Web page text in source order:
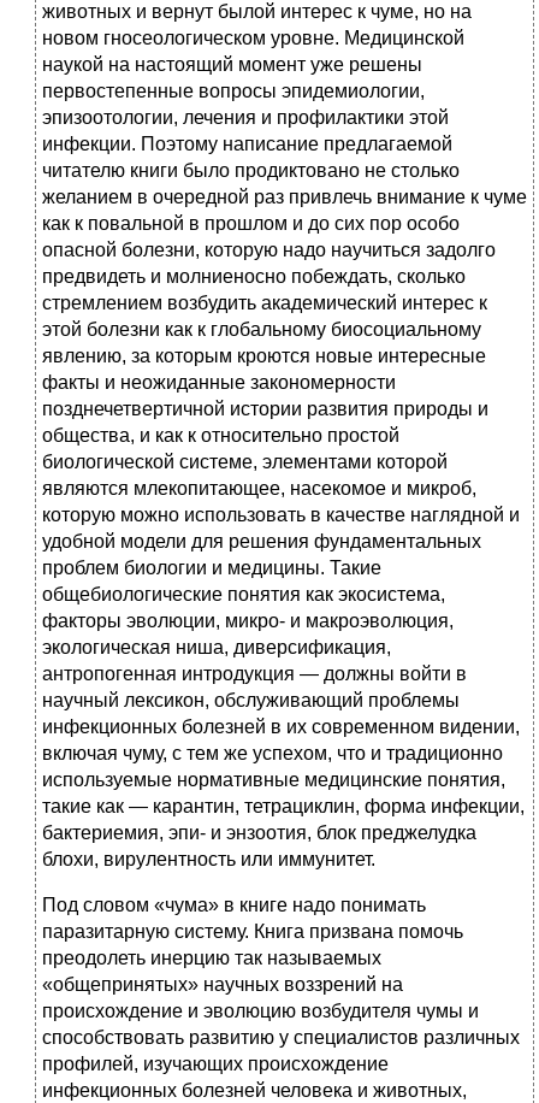
животных и вернут былой интерес к чуме, но на
новом гносеологическом уровне. Медицинской
наукой на настоящий момент уже решены
первостепенные вопросы эпидемиологии,
эпизоотологии, лечения и профилактики этой
инфекции. Поэтому написание предлагаемой
читателю книги было продиктовано не столько
желанием в очередной раз привлечь внимание к чуме
как к повальной в прошлом и до сих пор особо
опасной болезни, которую надо научиться задолго
предвидеть и молниеносно побеждать, сколько
стремлением возбудить академический интерес к
этой болезни как к глобальному биосоциальному
явлению, за которым кроются новые интересные
факты и неожиданные закономерности
позднечетвертичной истории развития природы и
общества, и как к относительно простой
биологической системе, элементами которой
являются млекопитающее, насекомое и микроб,
которую можно использовать в качестве наглядной и
удобной модели для решения фундаментальных
проблем биологии и медицины. Такие
общебиологические понятия как экосистема,
факторы эволюции, микро- и макроэволюция,
экологическая ниша, диверсификация,
антропогенная интродукция — должны войти в
научный лексикон, обслуживающий проблемы
инфекционных болезней в их современном видении,
включая чуму, с тем же успехом, что и традиционно
используемые нормативные медицинские понятия,
такие как — карантин, тетрациклин, форма инфекции,
бактериемия, эпи- и энзоотия, блок преджелудка
блохи, вирулентность или иммунитет.
Под словом «чума» в книге надо понимать
паразитарную систему. Книга призвана помочь
преодолеть инерцию так называемых
«общепринятых» научных воззрений на
происхождение и эволюцию возбудителя чумы и
способствовать развитию у специалистов различных
профилей, изучающих происхождение
инфекционных болезней человека и животных,